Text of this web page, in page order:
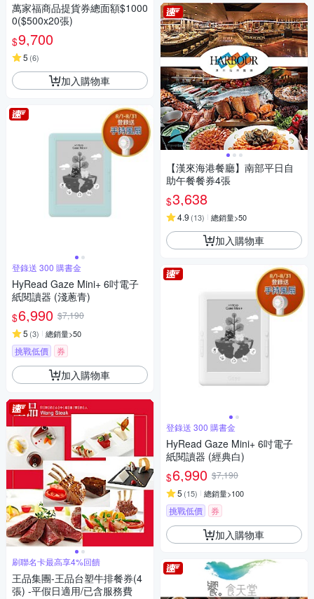
萬家福商品提貨券總面額$1000
0($500x20張)
$9,700
5 (6)
加入購物車
登錄送 300 購書金
HyRead Gaze Mini+ 6吋電子
紙閱讀器 (淺蔥青)
$6,990 $7,190
5 (3) 總銷量>50
挑戰低價 券
加入購物車
刷聯名卡最高享4%回饋
王品集團-王品台塑牛排餐券(4
張) -平假日適用/已含服務費
【漢來海港餐廳】南部平日自
助午餐餐券4張
$3,638
4.9 (13) 總銷量>50
加入購物車
登錄送 300 購書金
HyRead Gaze Mini+ 6吋電子
紙閱讀器 (經典白)
$6,990 $7,190
5 (15) 總銷量>100
挑戰低價 券
加入購物車